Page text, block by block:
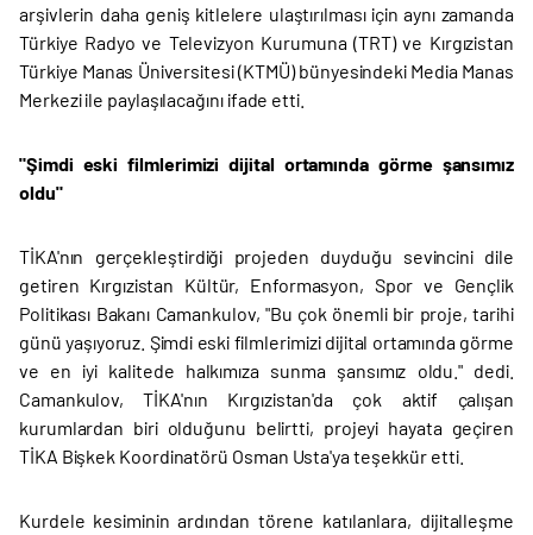
arşivlerin daha geniş kitlelere ulaştırılması için aynı zamanda
Türkiye Radyo ve Televizyon Kurumuna (TRT) ve Kırgızistan
Türkiye Manas Üniversitesi (KTMÜ) bünyesindeki Media Manas
Merkezi ile paylaşılacağını ifade etti.
"Şimdi eski filmlerimizi dijital ortamında görme şansımız
oldu"
TİKA'nın gerçekleştirdiği projeden duyduğu sevincini dile
getiren Kırgızistan Kültür, Enformasyon, Spor ve Gençlik
Politikası Bakanı Camankulov, "Bu çok önemli bir proje, tarihi
günü yaşıyoruz. Şimdi eski filmlerimizi dijital ortamında görme
ve en iyi kalitede halkımıza sunma şansımız oldu." dedi.
Camankulov, TİKA'nın Kırgızistan'da çok aktif çalışan
kurumlardan biri olduğunu belirtti, projeyi hayata geçiren
TİKA Bişkek Koordinatörü Osman Usta'ya teşekkür etti.
Kurdele kesiminin ardından törene katılanlara, dijitalleşme